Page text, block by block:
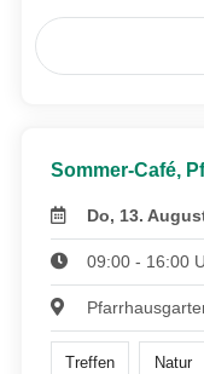
Sommer-Café,
Do, 13.
09:00 - 16:00
Treffen Natur